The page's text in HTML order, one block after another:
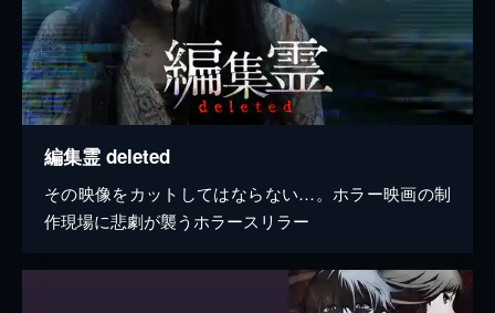
編集霊 deleted
その映像をカットしてはならない…。ホラー映画の制
作現場に悲劇が襲うホラースリラー